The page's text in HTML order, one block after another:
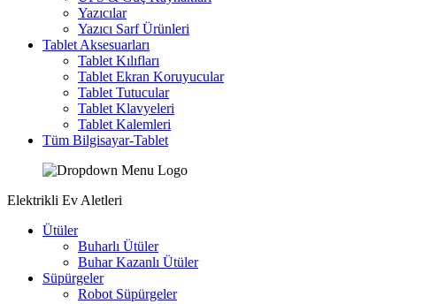
Yazıcılar
Yazıcı Sarf Ürünleri
Tablet Aksesuarları
Tablet Kılıfları
Tablet Ekran Koruyucular
Tablet Tutucular
Tablet Klavyeleri
Tablet Kalemleri
Tüm Bilgisayar-Tablet
Elektrikli Ev Aletleri
Ütüler
Buharlı Ütüler
Buhar Kazanlı Ütüler
Süpürgeler
Robot Süpürgeler